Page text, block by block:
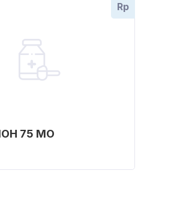
Rp
75 МО